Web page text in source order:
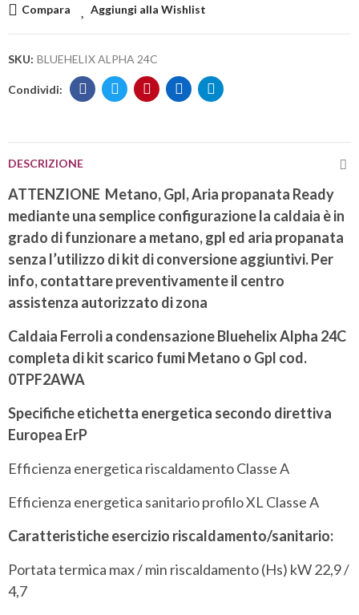
Compara Aggiungi alla Wishlist
SKU: BLUEHELIX ALPHA 24C
DESCRIZIONE
ATTENZIONE Metano, Gpl, Aria propanata Ready
mediante una semplice configurazione la caldaia è in
grado di funzionare a metano, gpl ed aria propanata
senza l’utilizzo di kit di conversione aggiuntivi. Per
info, contattare preventivamente il centro
assistenza autorizzato di zona
Caldaia Ferroli a condensazione Bluehelix Alpha 24C
completa di kit scarico fumi Metano o Gpl cod.
0TPF2AWA
Specifiche etichetta energetica secondo direttiva
Europea ErP
Efficienza energetica riscaldamento Classe A
Efficienza energetica sanitario profilo XL Classe A
Caratteristiche esercizio riscaldamento/sanitario:
Portata termica max / min riscaldamento (Hs) kW 22,9 /
4,7